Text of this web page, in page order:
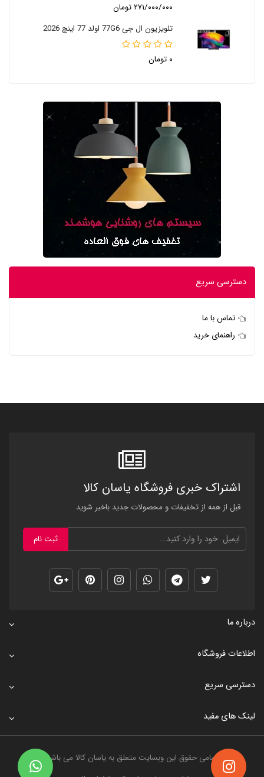
۲۷۱/۰۰۰/۰۰۰ تومان
تلویزیون ال جی 77G6 اولد 77 اینچ 2026
۰ تومان
دسترسی سریع
تماس با ما
راهنمای خرید
اشتراک خبری فروشگاه یاسان کالا
قبل از همه از تخفیفات و محصولات جدید باخبر شوید
ثبت نام
درباره ما
اطلاعات فروشگاه
دسترسی سریع
لینک های مفید
تمامی حقوق این وبسایت متعلق بهیاسان کالا می باشد